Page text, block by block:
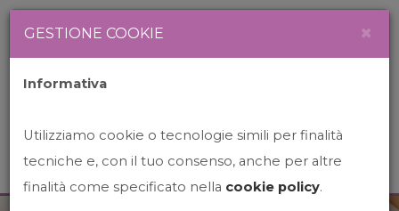
GESTIONE COOKIE ×
Informativa
Utilizziamo cookie o tecnologie simili per finalità
tecniche e, con il tuo consenso, anche per altre
finalità come specificato nella cookie policy.